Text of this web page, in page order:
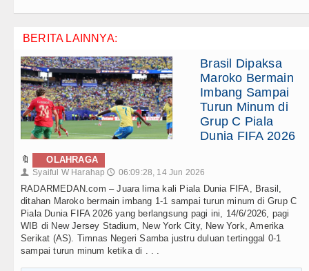
BERITA LAINNYA:
Brasil Dipaksa
Maroko Bermain
Imbang Sampai
Turun Minum di
Grup C Piala
Dunia FIFA 2026
🔖 OLAHRAGA
👤 Syaiful W Harahap 🕔 06:09:28, 14 Jun 2026
RADARMEDAN.com – Juara lima kali Piala Dunia FIFA, Brasil,
ditahan Maroko bermain imbang 1-1 sampai turun minum di Grup C
Piala Dunia FIFA 2026 yang berlangsung pagi ini, 14/6/2026, pagi
WIB di New Jersey Stadium, New York City, New York, Amerika
Serikat (AS). Timnas Negeri Samba justru duluan tertinggal 0-1
sampai turun minum ketika di . . .